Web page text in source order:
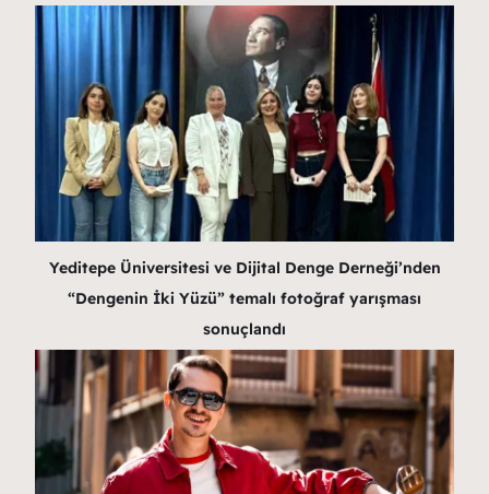
Yeditepe Üniversitesi ve Dijital Denge Derneği’nden
“Dengenin İki Yüzü” temalı fotoğraf yarışması
sonuçlandı